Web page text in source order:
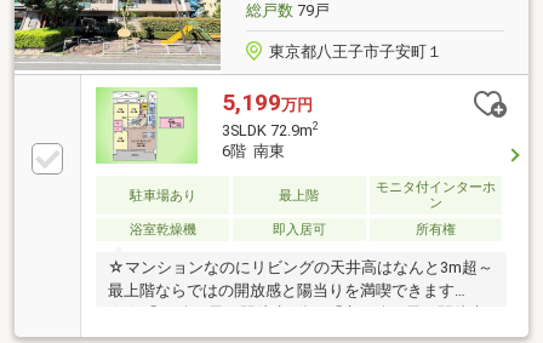
総戸数79戸
東京都八王子市子安町１
5,199万円
3SLDK 72.9m2
6階 南東
駐車場あり 最上階
モニタ付インターホ
ン
浴室乾燥機
即入居可 所有権
☆マンションなのにリビングの天井高はなんと3m超～
最上階ならではの開放感と陽当りを満喫できます
10分の好立地♪☆【安心のフルリノベーション】アフ